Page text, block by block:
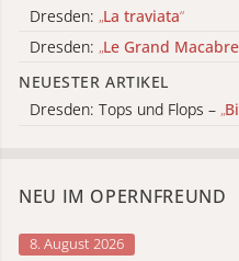
Dresden: „La traviata“
Dresden: „Le Grand Macabre
NEUESTER ARTIKEL
Dresden: Tops und Flops – „
NEU IM OPERNFREUND
8. August 2026